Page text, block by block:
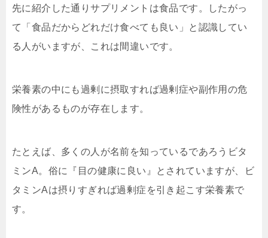
先に紹介した通りサプリメントは食品です。したがっ
て「食品だからどれだけ食べても良い」と認識してい
る人がいますが、これは間違いです。
栄養素の中にも過剰に摂取すれば過剰症や副作用の危
険性があるものが存在します。
たとえば、多くの人が名前を知っているであろうビタ
ミンA。俗に『目の健康に良い』とされていますが、ビ
タミンAは摂りすぎれば過剰症を引き起こす栄養素で
す。